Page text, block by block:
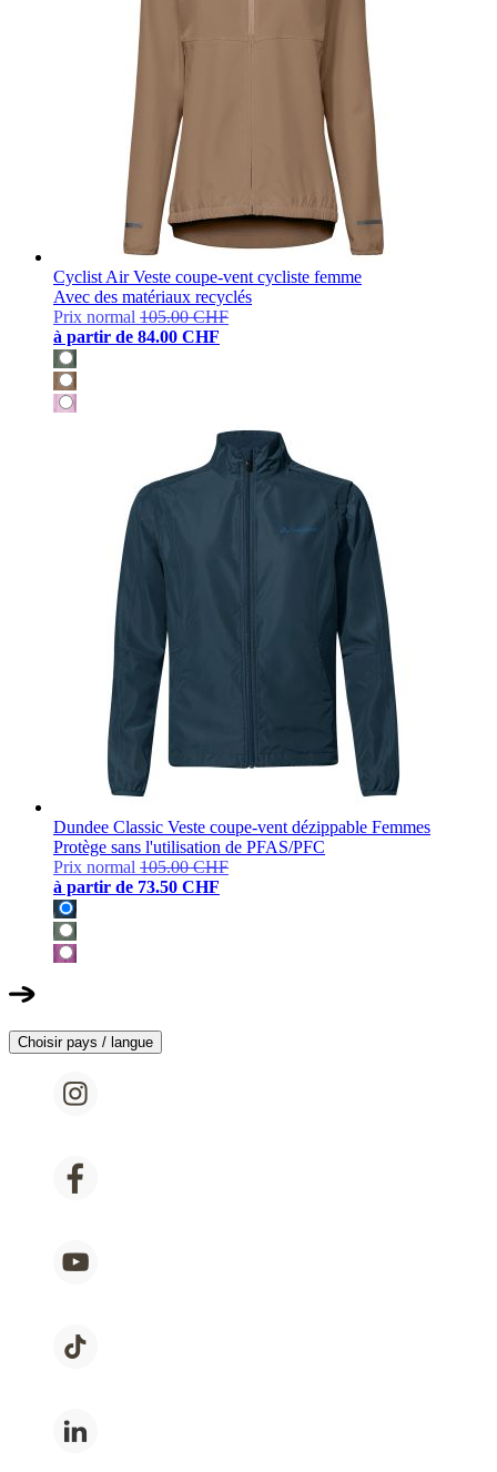
Cyclist Air Veste coupe-vent cycliste femme
Avec des matériaux recyclés
Prix normal 105.00 CHF
à partir de 84.00 CHF
Dundee Classic Veste coupe-vent dézippable Femmes
Protège sans l'utilisation de PFAS/PFC
Prix normal 105.00 CHF
à partir de 73.50 CHF
Choisir pays / langue